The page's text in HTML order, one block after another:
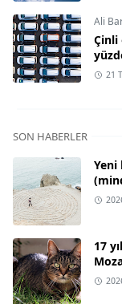
Ali
Çinli
21
SON HABERLER
Yeni
17